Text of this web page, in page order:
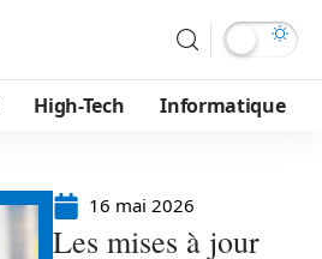
High-Tech Informatique
16 mai 2026
Les mises à jour